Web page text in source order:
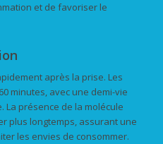
et de favoriser le
après la prise. Les
minutes, avec une demi-vie
La présence de la molécule
plus longtemps, assurant une
les envies de consommer.